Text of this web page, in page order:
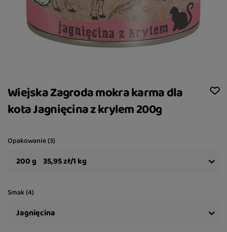
Wiejska Zagroda mokra karma dla
kota Jagnięcina z krylem 200g
Opakowanie (3)
200 g 35,95 zł/1 kg
Smak (4)
Jagnięcina